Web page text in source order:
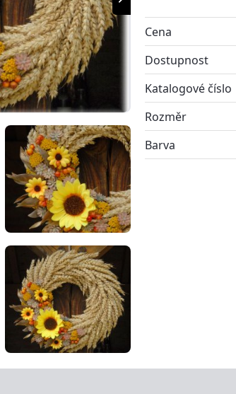
Cena
Dostupnost
Katalogové číslo
Rozměr
Barva